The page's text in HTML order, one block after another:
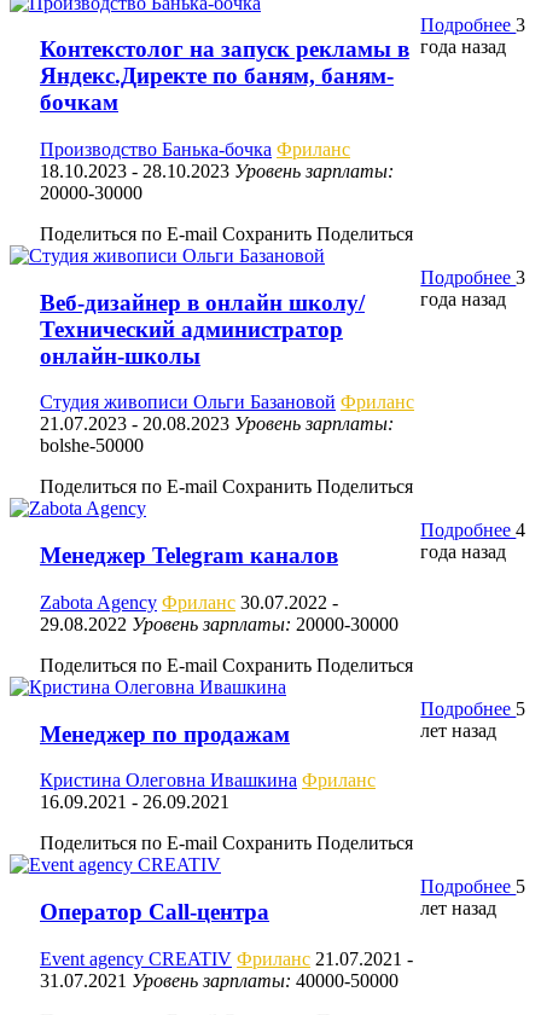
Контекстолог на запуск рекламы в
Яндекс.Директе по баням, баням-
бочкам
Производство Банька-бочка Фриланс
18.10.2023 - 28.10.2023 Уровень зарплаты:
20000-30000
Поделиться по E-mail Сохранить Поделиться
Подробнее3
года назад
Веб-дизайнер в онлайн школу/
Технический администратор
онлайн-школы
Студия живописи Ольги Базановой Фриланс
21.07.2023 - 20.08.2023 Уровень зарплаты:
bolshe-50000
Поделиться по E-mail Сохранить Поделиться
Подробнее3
года назад
Менеджер Telegram каналов
Zabota Agency Фриланс 30.07.2022 -
29.08.2022 Уровень зарплаты: 20000-30000
Поделиться по E-mail Сохранить Поделиться
Подробнее4
года назад
Менеджер по продажам
Кристина Олеговна Ивашкина Фриланс
16.09.2021 - 26.09.2021
Поделиться по E-mail Сохранить Поделиться
Подробнее 5
лет назад
Оператор Call-центра
Event agency CREATIV Фриланс 21.07.2021 -
31.07.2021 Уровень зарплаты: 40000-50000
Подробнее 5
лет назад